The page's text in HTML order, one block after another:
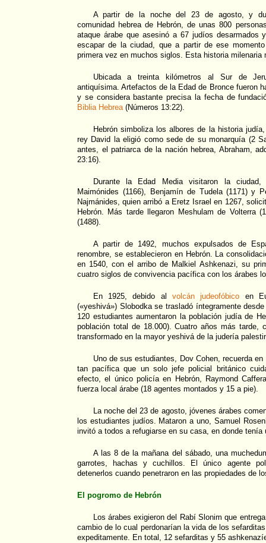
A partir de la noche del 23 de agosto, y
comunidad hebrea de Hebrón, de unas 800
ataque árabe que asesinó a 67 judíos desarmados
escapar de la ciudad, que a partir de ese momento
primera vez en muchos siglos. Esta historia milenaria
Ubicada a treinta kilómetros al Sur de
antiquísima. Artefactos de la Edad de Bronce fueron
y se considera bastante precisa la fecha de
Biblia Hebrea(Números 13:22).
Hebrón simboliza los albores de la historia
rey David la eligió como sede de su monarquía (2
antes, el patriarca de la nación hebrea, Abraham,
23:16).
Durante la Edad Media visitaron la ciudad,
Maimónides (1166), Benjamín de Tudela (1171) y
Najmánides, quien arribó a Eretz Israel en 1267,
Hebrón. Más tarde llegaron Meshulam de Volterra
(1488).
A partir de 1492, muchos expulsados de
renombre, se establecieron en Hebrón. La
en 1540, con el arribo de Malkiel Ashkenazi, su
cuatro siglos de convivencia pacífica con los árabes
En 1925, debido al volcán judeofóbico en
(«yeshivá») Slobodka se trasladó íntegramente
120 estudiantes aumentaron la población judía de
población total de 18.000). Cuatro años más tarde,
transformado en la mayor yeshivá de la judería
Uno de sus estudiantes, Dov Cohen, recuerda
tan pacífica que un solo jefe policial británico
efecto, el único policía en Hebrón, Raymond
fuerza local árabe (18 agentes montados y 15 a pie).
La noche del 23 de agosto, jóvenes árabes
los estudiantes judíos. Mataron a uno, Samuel
invitó a todos a refugiarse en su casa, en donde tenía
A las 8 de la mañana del sábado, una
garrotes, hachas y cuchillos. El único agente
detenerlos cuando penetraron en las propiedades de
El pogromo de Hebrón
Los árabes exigieron del Rabí Slonim que
cambio de lo cual perdonarían la vida de los
expeditamente. En total, 12 sefarditas y 55